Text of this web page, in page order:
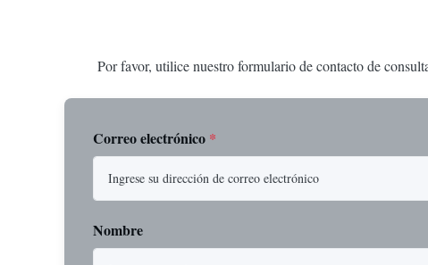
Por favor, utilice nuestro formulario de contacto de
Correo electrónico *
Nombre